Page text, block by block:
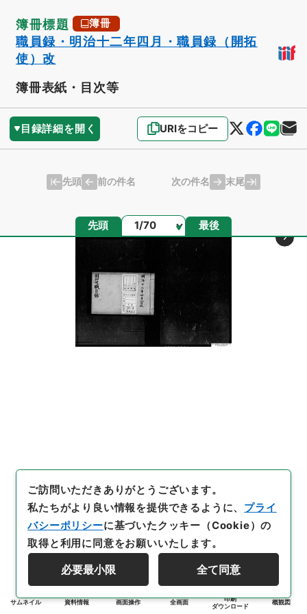
簿冊標題 簿冊
職員録・明治十二年四月・職員録（開拓
使）改
簿冊表紙・目次等
目録詳細を開く URIをコピー
先頭 前の件名 次の件名 末尾
先頭 ページ 最後
サムネイル 資料情報 画面操作 全画面
印刷
ダウンロード
概観図
ご訪問いただきありがとうございます。
私たちがより良い情報を提供できるように、 プライ
バシーポリシーに基づいたクッキー（Cookie）の
取得と利用に同意をお願いいたします。
必要最小限 全て同意